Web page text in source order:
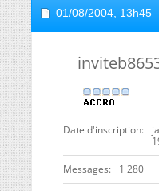
01/08/2004, 13h45
Date d'inscription
Messages 1 280